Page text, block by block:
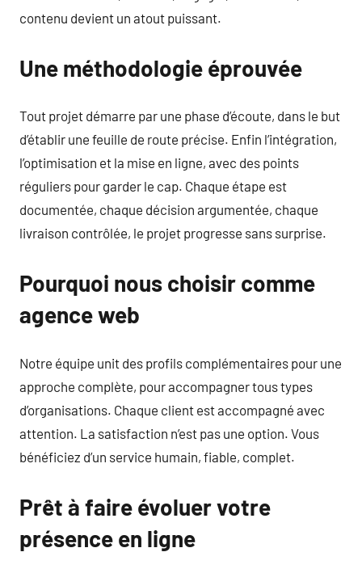
contenu devient un atout puissant.
Une méthodologie éprouvée
Tout projet démarre par une phase d’écoute, dans le but
d’établir une feuille de route précise. Enfin l’intégration,
l’optimisation et la mise en ligne, avec des points
réguliers pour garder le cap. Chaque étape est
documentée, chaque décision argumentée, chaque
livraison contrôlée, le projet progresse sans surprise.
Pourquoi nous choisir comme
agence web
Notre équipe unit des profils complémentaires pour une
approche complète, pour accompagner tous types
d’organisations. Chaque client est accompagné avec
attention. La satisfaction n’est pas une option. Vous
bénéficiez d’un service humain, fiable, complet.
Prêt à faire évoluer votre
présence en ligne